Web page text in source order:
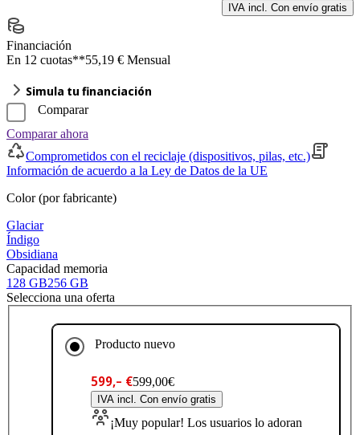
IVA incl. Con envío gratis
Financiación
En 12 cuotas**55,19 € Mensual
Simula tu financiación
Comparar
Comparar ahora
Comprometidos con el reciclaje (dispositivos, pilas, etc.)
Información de acuerdo a la Ley de Datos de la UE
Color (por fabricante)
Glaciar
Índigo
Obsidiana
Capacidad memoria
128 GB256 GB
Selecciona una oferta
Producto nuevo
599,– €599,00€
IVA incl. Con envío gratis
¡Muy popular! Los usuarios lo adoran